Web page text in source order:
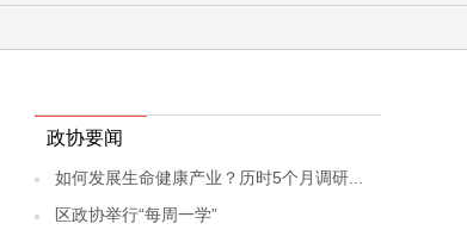
政协要闻
如何发展生命健康产业？历时5个月调研...
区政协举行“每周一学”